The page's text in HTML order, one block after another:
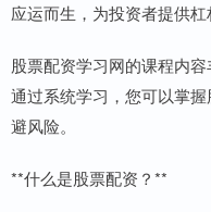
应运而生，为投资者提供杠
股票配资学习网的课程内容
通过系统学习，您可以掌
避风险。
**什么是股票配资？**